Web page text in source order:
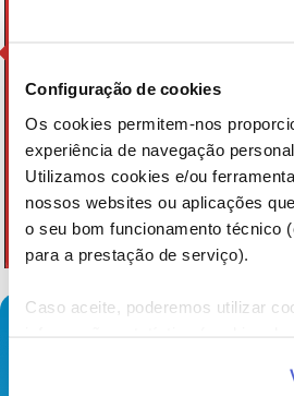
Configuração de cookies
Os cookies permitem-nos
experiência de navegação
Utilizamos cookies e/ou
nossos websites ou aplicações
o seu bom funcionamento técnico
para a prestação de serviço).
Caso aceite, poderemos utilizar
funcionalidades (cookies de